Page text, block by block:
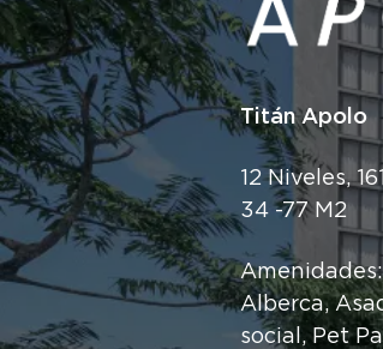
Titán Apolo
12 Niveles,
34 -77 M2
Alberca,
social, Pet